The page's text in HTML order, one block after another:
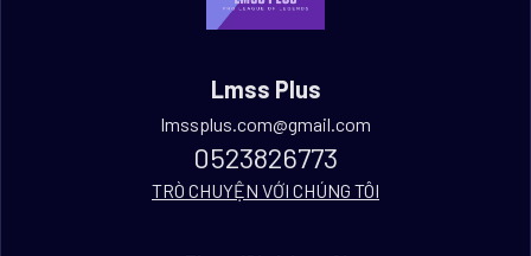
Lmss Plus
lmssplus.com@gmail.com
0523826773
TRÒ CHUYỆN VỚI CHÚNG TÔI